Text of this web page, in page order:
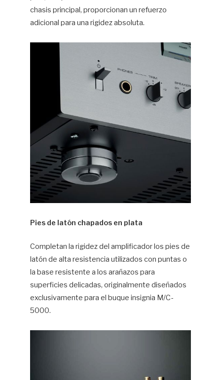
chasis principal, proporcionan un refuerzo
adicional para una rigidez absoluta.
Pies de latón chapados en plata
Completan la rigidez del amplificador los pies de
latón de alta resistencia utilizados con puntas o
la base resistente a los arañazos para
superficies delicadas, originalmente diseñados
exclusivamente para el buque insignia M/C-
5000.